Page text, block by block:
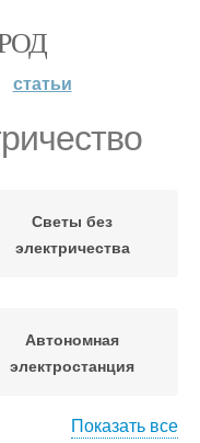
статьи
Светы без
электричества
Автономная
электростанция
Показать все